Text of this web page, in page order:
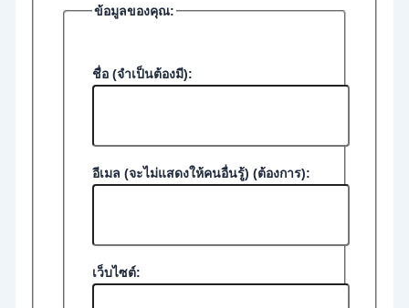
ข้อมูลของคุณ:
ชื่อ (จำเป็นต้องมี):
อีเมล (จะไม่แสดงให้คนอื่นรู้) (ต้องการ):
เว็บไซต์: